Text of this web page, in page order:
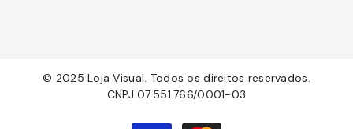
© 2025 Loja Visual. Todos os direitos reservados.
CNPJ 07.551.766/0001-03
Formas